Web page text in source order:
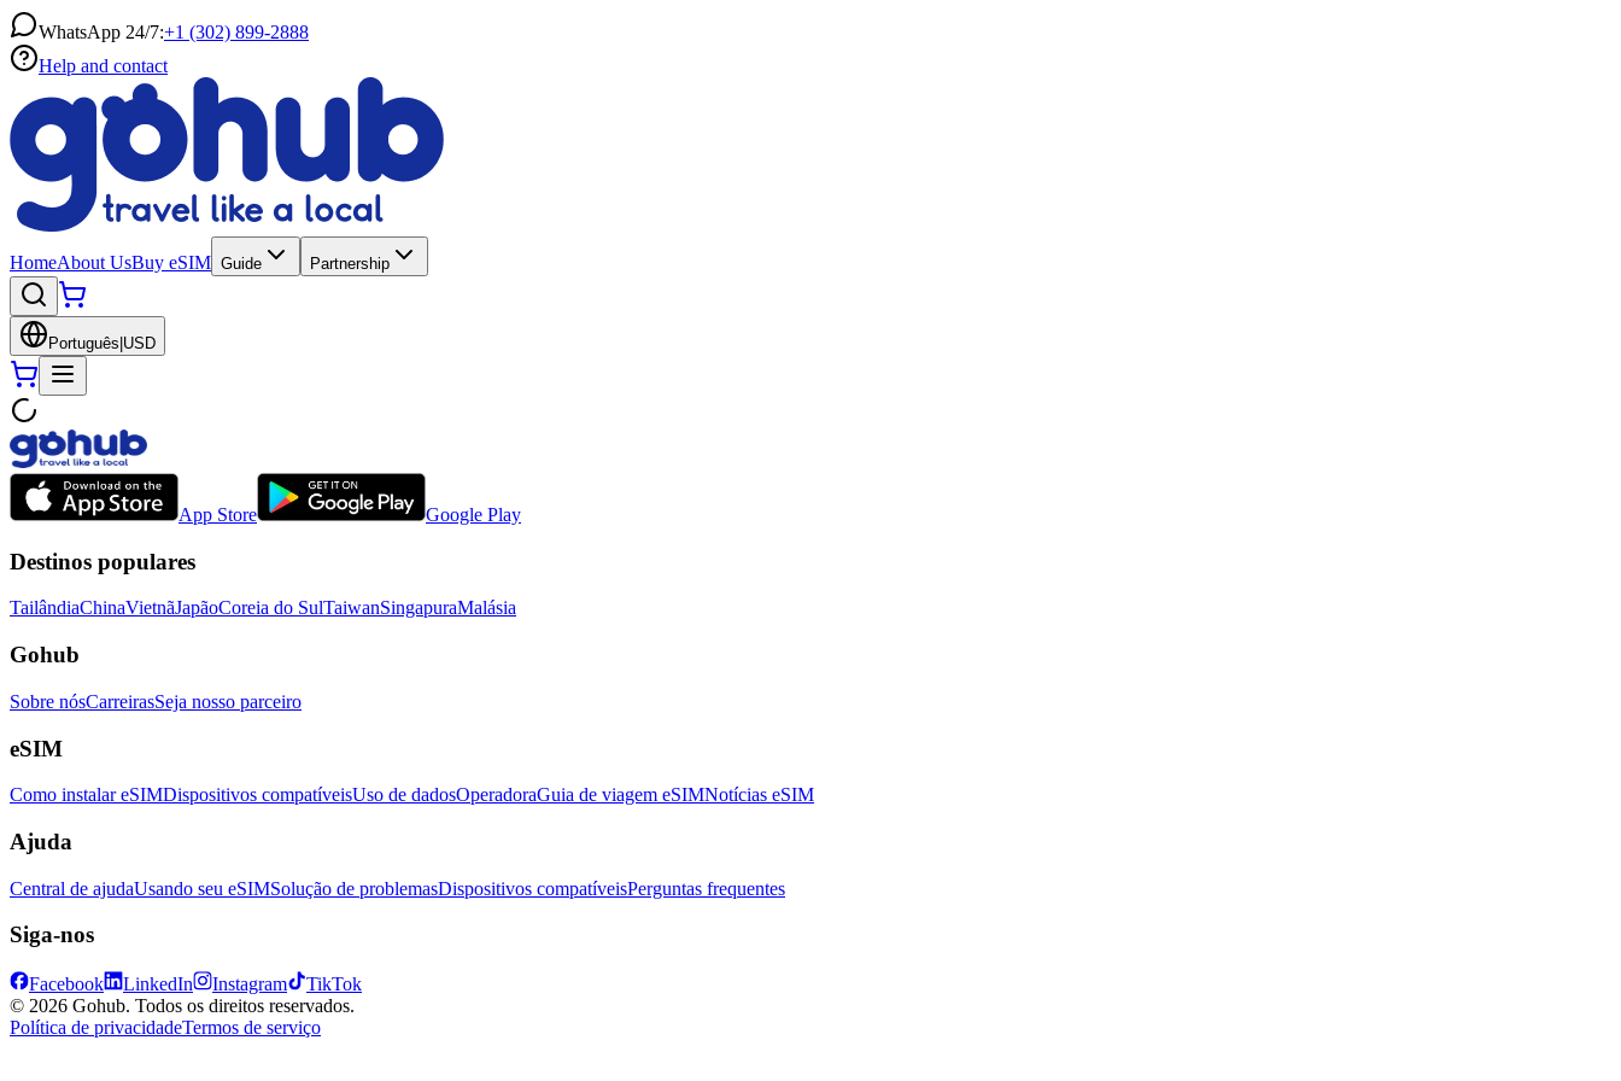
WhatsApp 24/7:+1 (302) 899-2888
Help and contact
HomeAbout UsBuy eSIM Guide Partnership
Português USD
App Store Google Play
Destinos populares
TailândiaChinaVietnãJapãoCoreia do SulTaiwanSingapuraMalásia
Gohub
Sobre nósCarreirasSeja nosso parceiro
eSIM
Como instalar eSIMDispositivos compatíveisUso de dadosOperadoraGuia de viagem eSIMNotícias eSIM
Ajuda
Central de ajudaUsando seu eSIMSolução de problemasDispositivos compatíveisPerguntas frequentes
Siga-nos
Facebook LinkedIn Instagram
TikTok
© 2026 Gohub. Todos os direitos reservados.
Política de privacidadeTermos de serviço